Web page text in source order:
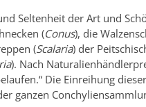
Seltenheit der Art und
(Conus), die
(Scalaria) der
). Nach
Die Einreihung
ganzen